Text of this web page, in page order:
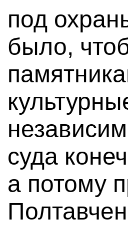
под
было,
суда
а потому